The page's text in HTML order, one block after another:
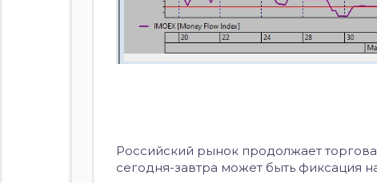
Российский рынок продолжает
сегодня-завтра может быть фиксация